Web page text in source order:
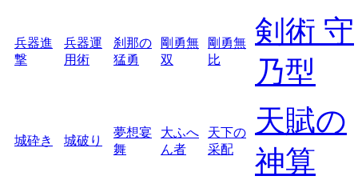
兵器進
撃
兵器運
用術
刹那の
猛勇
剛勇無
双
剛勇無
比
剣術 守
乃型
城砕き 城破り
夢想宴
舞
大ふへ
ん者
天下の
采配
天賦の
神算